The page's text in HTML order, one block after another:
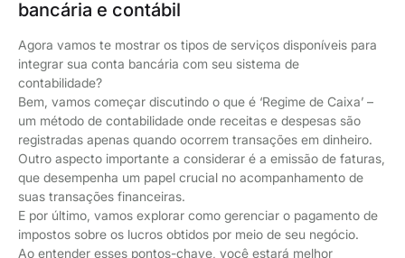
bancária e contábil
Agora vamos te mostrar os tipos de serviços disponíveis para
integrar sua conta bancária com seu sistema de
contabilidade?
Bem, vamos começar discutindo o que é ‘Regime de Caixa’ –
um método de contabilidade onde receitas e despesas são
registradas apenas quando ocorrem transações em dinheiro.
Outro aspecto importante a considerar é a emissão de faturas,
que desempenha um papel crucial no acompanhamento de
suas transações financeiras.
E por último, vamos explorar como gerenciar o pagamento de
impostos sobre os lucros obtidos por meio de seu negócio.
Ao entender esses pontos-chave, você estará melhor